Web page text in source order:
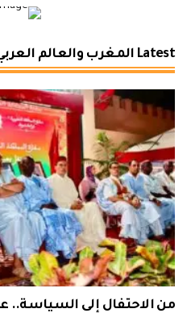
Latest المغرب والعالم العربي News
من الاحتفال إلى